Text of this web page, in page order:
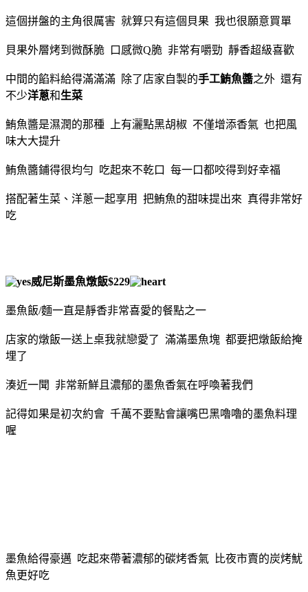
這個拼盤的主角很厲害 就算只有這個貝果 我也很願意買單
貝果外層烤到微酥脆 口感微Q脆 非常有嚼勁 靜香超級喜歡
中間的餡料給得滿滿滿 除了店家自製的手工鮪魚醬之外 還有
不少洋蔥和生菜
鮪魚醬是濕潤的那種 上有灑點黑胡椒 不僅增添香氣 也把風
味大大提升
鮪魚醬鋪得很均勻 吃起來不乾口 每一口都咬得到好幸福
搭配著生菜、洋蔥一起享用 把鮪魚的甜味提出來 真得非常好
吃
威尼斯墨魚燉飯$229
墨魚飯/麵一直是靜香非常喜愛的餐點之一
店家的燉飯一送上桌我就戀愛了 滿滿墨魚塊 都要把燉飯給掩
埋了
湊近一聞 非常新鮮且濃郁的墨魚香氣在呼喚著我們
記得如果是初次約會 千萬不要點會讓嘴巴黑嚕嚕的墨魚料理
喔
墨魚給得豪邁 吃起來帶著濃郁的碳烤香氣 比夜市賣的炭烤魷
魚更好吃